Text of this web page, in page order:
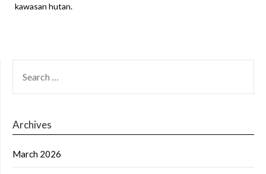
kawasan hutan.
FOR:
Archives
March 2026